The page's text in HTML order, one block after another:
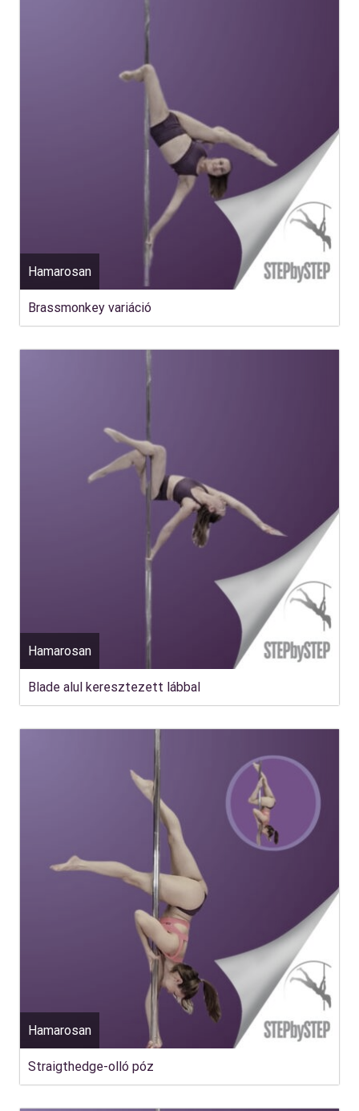
Hamarosan
Brassmonkey variáció
Hamarosan
Blade alul keresztezett lábbal
Hamarosan
Straigthedge-olló póz